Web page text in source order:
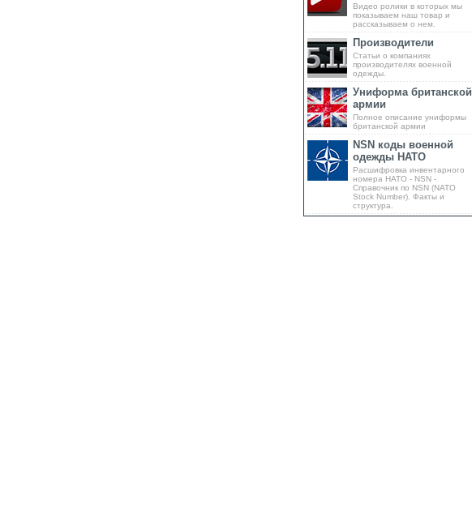
Видео ролики в которых мы
показываем наш товар и
рассказываем о нем.
Производители
Статьи о компаниях
производителях военной
одежды.
Униформа британской
армии
Полное описание униформы
британской армии
NSN коды военной
одежды НАТО
Расшифровка инвентарного
номера НАТО - NSN -
Справочник по NSN (NATO
Stock Number). Факты и
структура.